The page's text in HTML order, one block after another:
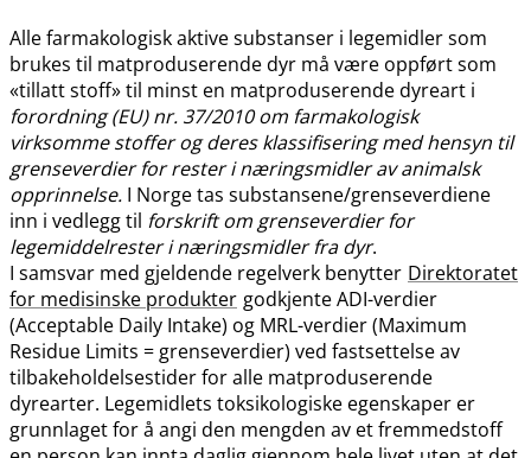
Alle farmakologisk aktive substanser i legemidler som
brukes til matproduserende dyr må være oppført som
«tillatt stoff» til minst en matproduserende dyreart i
forordning (EU) nr. 37/2010 om farmakologisk
virksomme stoffer og deres klassifisering med hensyn til
grenseverdier for rester i næringsmidler av animalsk
opprinnelse. I Norge tas substansene​/​grenseverdiene
inn i vedlegg til forskrift om grenseverdier for
legemiddelrester i næringsmidler fra dyr.
I samsvar med gjeldende regelverk benytter Direktoratet
for medisinske produkter godkjente ADI-verdier
(Acceptable Daily Intake) og MRL-verdier (Maximum
Residue Limits = grenseverdier) ved fastsettelse av
tilbakeholdelsestider for alle matproduserende
dyrearter. Legemidlets toksikologiske egenskaper er
grunnlaget for å angi den mengden av et fremmedstoff